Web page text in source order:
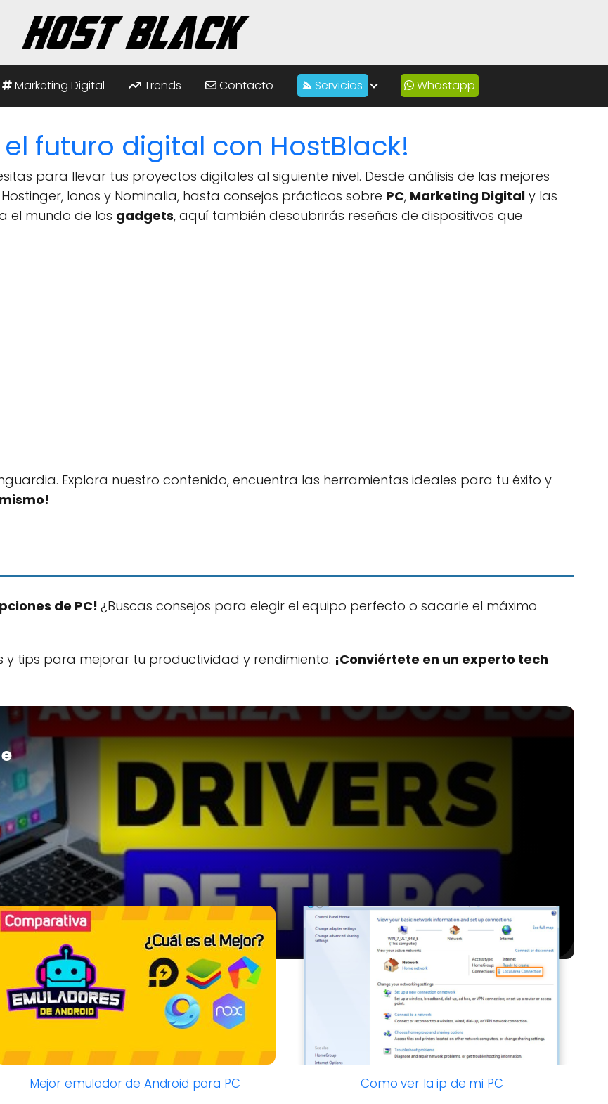
Marketing Digital Trends Contacto Servicios Whastapp
el futuro digital con HostBlack!
para llevar tus proyectos digitales al siguiente nivel. Desde análisis de las mejores
Ionos y Nominalia, hasta consejos prácticos sobre PC, Marketing Digital y las
el mundo de los gadgets, aquí también descubrirás reseñas de dispositivos que
Explora nuestro contenido, encuentra las herramientas ideales para tu éxito y
de PC!¿Buscas consejos para elegir el equipo perfecto o sacarle el máximo
y tips para mejorar tu productividad y rendimiento. ¡Conviértete en un experto tech
Mejor emulador de Android para PC Como ver la ip de mi PC